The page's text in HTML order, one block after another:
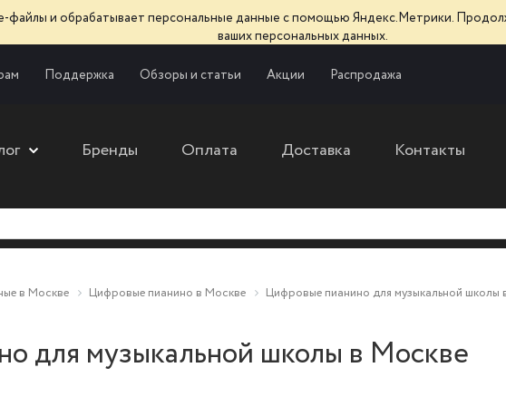
файлы и обрабатывает персональные данные с помощью Яндекс.Метрики.
ваших персональных данных.
Поддержка Обзоры и статьи Акции Распродажа
Бренды Оплата Доставка Контакты
в Москве Цифровые пианино в Москве Цифровые пианино для музыкальной школы
для музыкальной школы в Москве